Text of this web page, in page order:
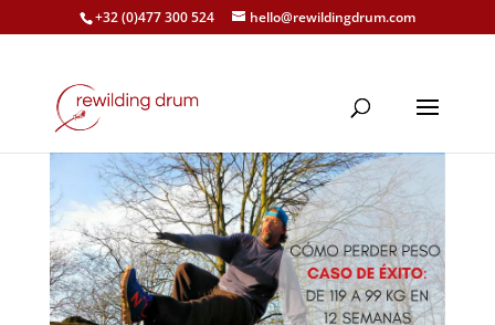
+32 (0)477 300 524 hello@rewildingdrum.com